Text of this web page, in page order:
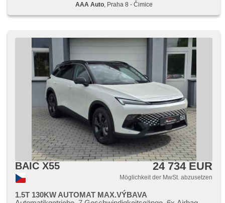
AAA Auto, Praha 8 - Čimice
BAIC X55 24 734 EUR
Möglichkeit der MwSt. abzusetzen
1.5T 130KW AUTOMAT MAX.VÝBAVA